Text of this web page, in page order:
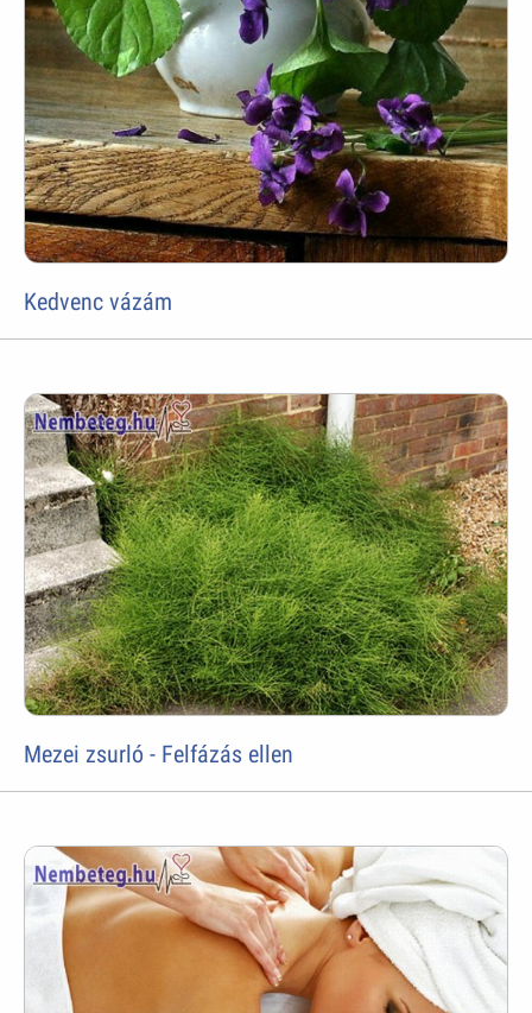
Kedvenc vázám
Mezei zsurló - Felfázás ellen